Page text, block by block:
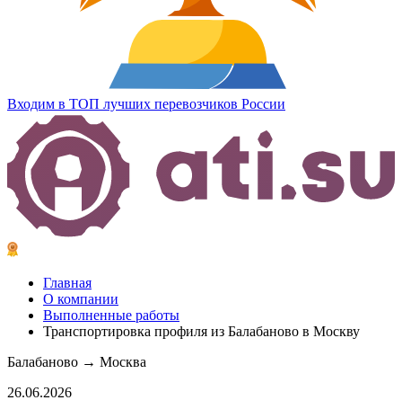
Входим в ТОП лучших перевозчиков России
Главная
О компании
Выполненные работы
Транспортировка профиля из Балабаново в Москву
Балабаново → Москва
26.06.2026